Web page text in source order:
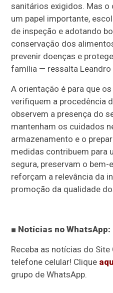
sanitários exigidos. Mas
um papel importante,
de inspeção e adotando
conservação dos
prevenir doenças e
família — ressalta Leandro
A orientação é para que
verifiquem a procedência
observem a presença do
mantenham os cuidados
armazenamento e o
medidas contribuem para
segura, preservam o
reforçam a relevância da
promoção da qualidade
■ Notícias no WhatsApp:
Receba as notícias do Site
telefone celular! Clique
grupo de WhatsApp.